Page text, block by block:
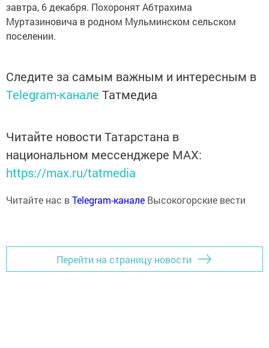
завтра, 6 декабря. Похоронят Абтрахима
Муртазиновича в родном Мульминском сельском
поселении.
Следите за самым важным и интересным в
Telegram-канале Татмедиа
Читайте новости Татарстана в
национальном мессенджере MАХ:
https://max.ru/tatmedia
Читайте нас вTelegram-канале Высокогорские вести
Перейти на страницу новости